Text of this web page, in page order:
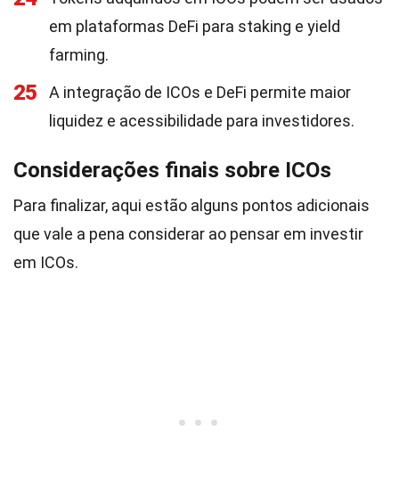
em plataformas DeFi para staking e yield
farming.
25
A integração de ICOs e DeFi permite maior
liquidez e acessibilidade para investidores.
Considerações finais sobre ICOs
Para finalizar, aqui estão alguns pontos adicionais
que vale a pena considerar ao pensar em investir
em ICOs.